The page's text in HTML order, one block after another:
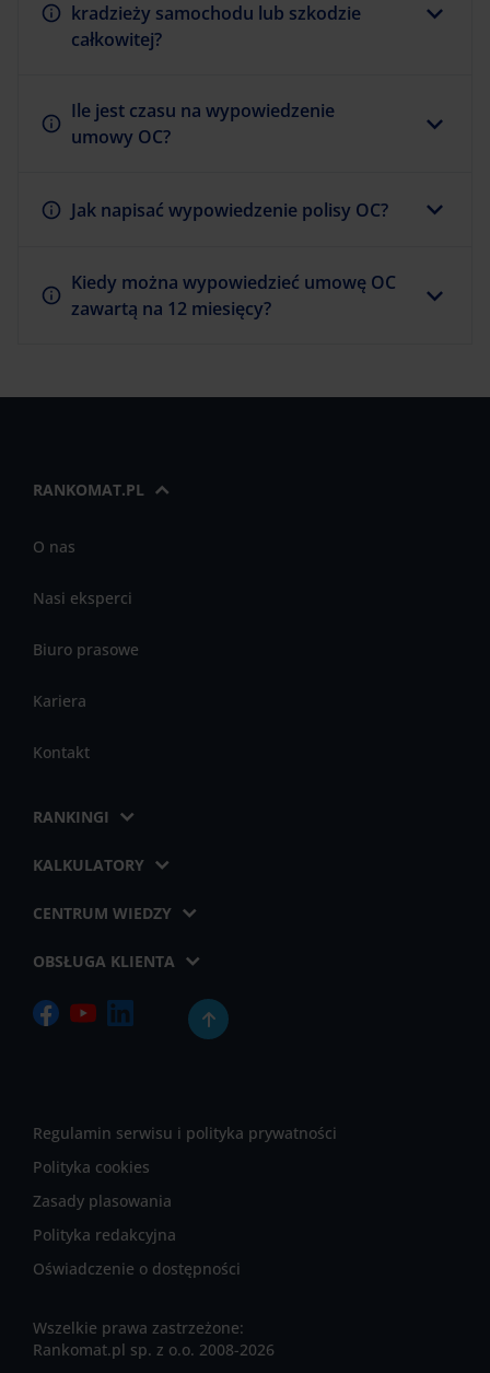
kradzieży samochodu lub szkodzie
całkowitej?
Ile jest czasu na wypowiedzenie
umowy OC?
Jak napisać wypowiedzenie polisy OC?
Kiedy można wypowiedzieć umowę OC
zawartą na 12 miesięcy?
RANKOMAT.PL
O nas
Nasi eksperci
Biuro prasowe
Kariera
Kontakt
RANKINGI
KALKULATORY
CENTRUM WIEDZY
OBSŁUGA KLIENTA
Regulamin serwisu i polityka prywatności
Polityka cookies
Zasady plasowania
Polityka redakcyjna
Oświadczenie o dostępności
Wszelkie prawa zastrzeżone:
Rankomat.pl sp. z o.o. 2008-2026